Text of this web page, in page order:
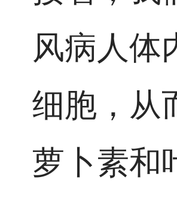
风病人体
细胞，从
萝卜素和